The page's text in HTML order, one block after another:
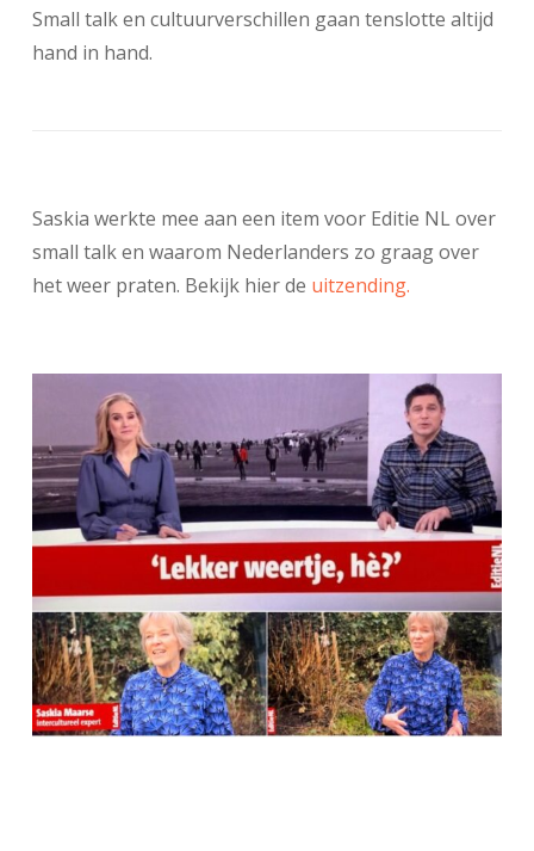
Small talk en cultuurverschillen gaan tenslotte altijd
hand in hand.
Saskia werkte mee aan een item voor Editie NL over
small talk en waarom Nederlanders zo graag over
het weer praten. Bekijk hier de uitzending.